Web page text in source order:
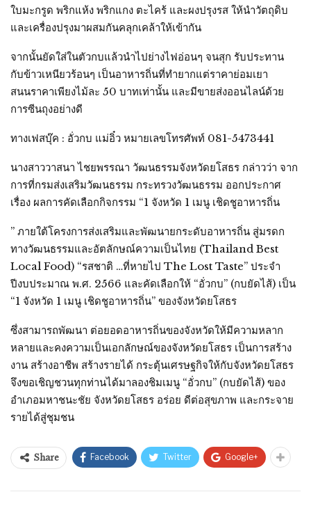
ใบมะกรูด พริกแห้ง พริกแกง ตะไคร้ และผงปรุงรส ให้นำวัตถุดิบ
และเครื่องปรุงมาผสมกันคลุกเคล้าให้เข้ากัน
จากนั้นยัดใส่ในตัวกบแล้วนำไปย่างไฟอ่อนๆ จนสุก รับประทาน
กับข้าวเหนียวร้อนๆ เป็นอาหารถิ่นที่ทำยากแต่ราคาย่อมเยา
สนนราคาเพียงไม้ละ 50 บาทเท่านั้น และมีขายส่งออนไลน์ด้วย
การซีนถุงอย่างดี
ทางเฟสบุ๊ค : อั่วกบ แม่อิ๋ว หมายเลขโทรศัพท์ 081-5473441
นางสาววาสนา ไชยพรรณา วัฒนธรรมจังหวัดยโสธร กล่าวว่า จาก
การที่กรมส่งเสริมวัฒนธรรม กระทรวงวัฒนธรรม ออกประกาศ
เรื่อง ผลการคัดเลือกกิจกรรม “1 จังหวัด 1 เมนู เชิดชูอาหารถิ่น
” ภายใต้โครงการส่งเสริมและพัฒนายกระดับอาหารถิ่น สู่มรดก
ทางวัฒนธรรมและอัตลักษณ์ความเป็นไทย (Thailand Best
Local Food) “รสชาติ …ที่หายไป The Lost Taste” ประจำ
ปีงบประมาณ พ.ศ. 2566 และคัดเลือกให้ “อั่วกบ” (กบยัดไส้) เป็น
“1 จังหวัด 1 เมนู เชิดชูอาหารถิ่น” ของจังหวัดยโสธร
ซึ่งสามารถพัฒนา ต่อยอดอาหารถิ่นของจังหวัดให้มีความหลาก
หลายและคงความเป็นเอกลักษณ์ของจังหวัดยโสธร เป็นการสร้าง
งาน สร้างอาชีพ สร้างรายได้ กระตุ้นเศรษฐกิจให้กับจังหวัดยโสธร
จึงขอเชิญชวนทุกท่านได้มาลองชิมเมนู “อั่วกบ” (กบยัดไส้) ของ
อำเภอมหาชนะชัย จังหวัดยโสธร อร่อย ดีต่อสุขภาพ และกระจาย
รายได้สู่ชุมชน
Share Facebook Twitter Google+